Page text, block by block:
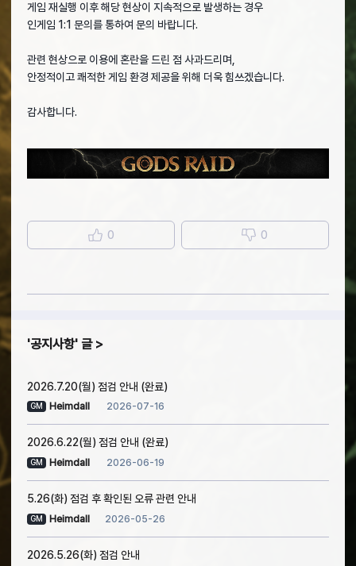
게임 재실행 이후 해당 현상이 지속적으로 발생하는 경우
인게임 1:1 문의를 통하여 문의 바랍니다.
관련 현상으로 이용에 혼란을 드린 점 사과드리며,
안정적이고 쾌적한 게임 환경 제공을 위해 더욱 힘쓰겠습니다.
감사합니다.
0 0
공지사항 글
2026.7.20(월) 점검 안내 (완료)
GM Heimdall 2026-07-16
2026.6.22(월) 점검 안내 (완료)
GM Heimdall 2026-06-19
5.26(화) 점검 후 확인된 오류 관련 안내
GM Heimdall 2026-05-26
2026.5.26(화) 점검 안내